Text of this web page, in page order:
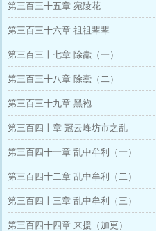
第三百三十五章 宛陵花
第三百三十六章 祖祖辈辈
第三百三十七章 除蠹（一）
第三百三十八章 除蠹（二）
第三百三十九章 黑袍
第三百四十章 冠云峰坊市之乱
第三百四十一章 乱中牟利（一）
第三百四十二章 乱中牟利（二）
第三百四十三章 乱中牟利（三）
第三百四十四章 来援（加更）